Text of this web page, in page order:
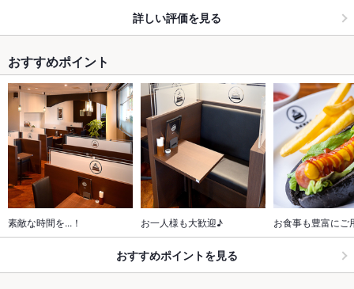
詳しい評価を見る
おすすめポイント
素敵な時間を...！ お一人様も大歓迎♪ お食事も豊富にご
おすすめポイントを見る